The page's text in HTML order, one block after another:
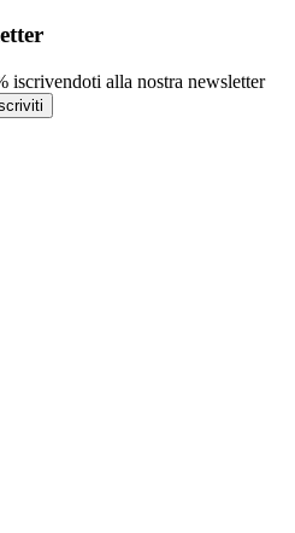
iscrivendoti alla nostra newsletter